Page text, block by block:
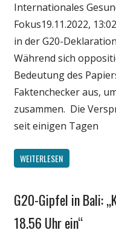
Politik
Wirtschaft
Wissenschaft
Internationales
Fokus19.11.2022,
in der G20-
Während sich
Bedeutung des
Faktenchecker aus,
zusammen. Die
seit einigen Tagen
WEITERLESEN
Gesellschaft
Medien
G20-Gipfel in Bali:
18.56 Uhr ein“